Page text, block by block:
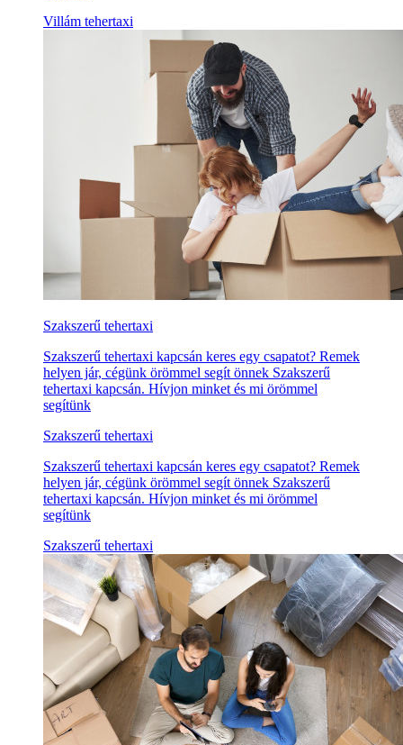
Villám tehertaxi
Szakszerű tehertaxi
Szakszerű tehertaxi kapcsán keres egy csapatot? Remek
helyen jár, cégünk örömmel segít önnek Szakszerű
tehertaxi kapcsán. Hívjon minket és mi örömmel
segítünk
Szakszerű tehertaxi
Szakszerű tehertaxi kapcsán keres egy csapatot? Remek
helyen jár, cégünk örömmel segít önnek Szakszerű
tehertaxi kapcsán. Hívjon minket és mi örömmel
segítünk
Szakszerű tehertaxi